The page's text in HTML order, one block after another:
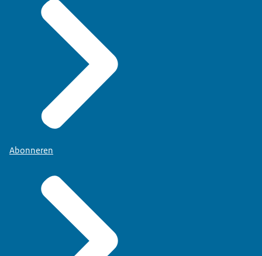
MT in gesprek."
INTERVIEWER (GESPEELD VERBAASD): "Oh, dus jij
zit niet de hele dag in de horeca?"
LIANNE (LACHEND): "Was het maar zo'n feest."
INTERVIEWER: "Hoe omschrijf jij je rol als
leidinggevende?"
ze bij mij altijd terecht kunnen en ze
ondersteunen."
INTERVIEWER: "Ah, jij bent een mensenmens!"
Het woord 'mensenmens' verschijnt boven Liannes
Abonneren